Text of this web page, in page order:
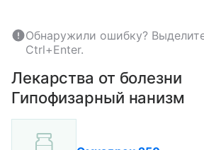
Обнаружили ошибку?
Ctrl+Enter.
Лекарства от болезни
Гипофизарный нанизм